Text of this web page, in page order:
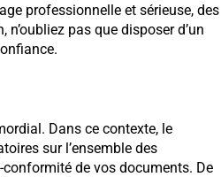
professionnelle et sérieuse, des
n’oubliez pas que disposer d’un
Dans ce contexte, le
sur l’ensemble des
de vos documents. De